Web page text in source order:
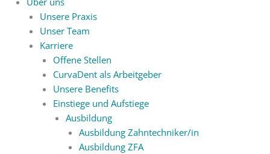
Unsere Praxis
Unser Team
Karriere
Offene Stellen
CurvaDent als Arbeitgeber
Unsere Benefits
Einstiege und Aufstiege
Ausbildung
Ausbildung Zahntechniker/in
Ausbildung ZFA